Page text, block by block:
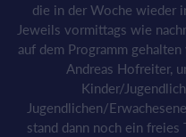
die in der Woche wieder
Jeweils vormittags wie
auf dem Programm
Andreas Hofreiter,
Kinder/
Jugendlichen/
stand dann noch ein freies